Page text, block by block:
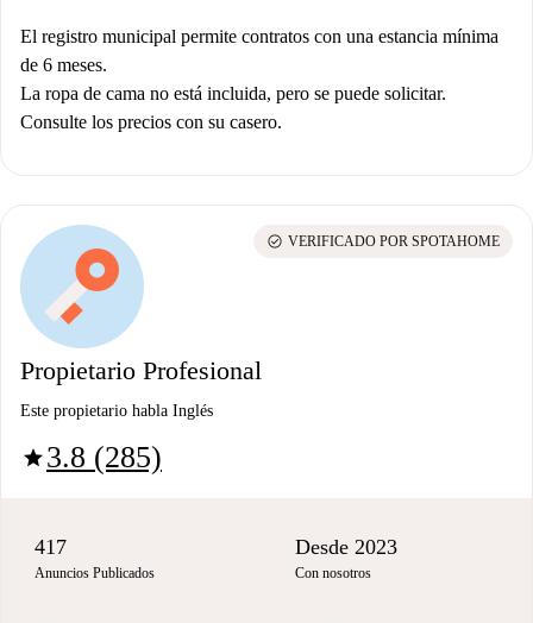
El registro municipal permite contratos con una estancia mínima
de 6 meses.
La ropa de cama no está incluida, pero se puede solicitar.
Consulte los precios con su casero.
Propietario Profesional
Este propietario habla Inglés
star3.8 (285)
check_circle VERIFICADO POR SPOTAHOME
417
Anuncios Publicados
Desde 2023
Con nosotros